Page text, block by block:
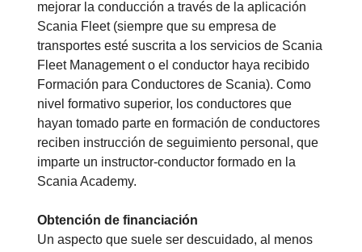
mejorar la conducción a través de la aplicación
Scania Fleet (siempre que su empresa de
transportes esté suscrita a los servicios de Scania
Fleet Management o el conductor haya recibido
Formación para Conductores de Scania). Como
nivel formativo superior, los conductores que
hayan tomado parte en formación de conductores
reciben instrucción de seguimiento personal, que
imparte un instructor-conductor formado en la
Scania Academy.
Obtención de financiación
Un aspecto que suele ser descuidado, al menos